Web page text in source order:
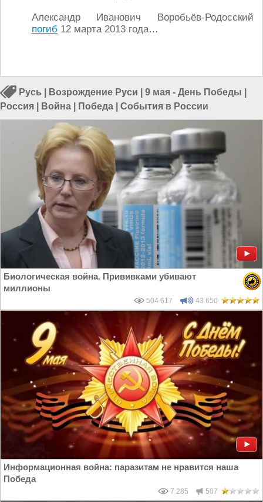
Александр Иванович Воробьёв-Родосский
погиб 12 марта 2013 года…
Русь Возрождение Руси 9 мая - День Победы
Россия
Война Победа События в России
Биологическая война. Прививками убивают
миллионы
504 617 43 650
Информационная война: паразитам не нравится наша
Победа
7 285 507